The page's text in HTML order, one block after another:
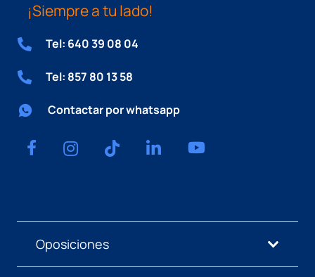
¡Siempre a tu lado!
Tel: 640 39 08 04
Tel: 857 80 13 58
Contactar por whatsapp
Oposiciones